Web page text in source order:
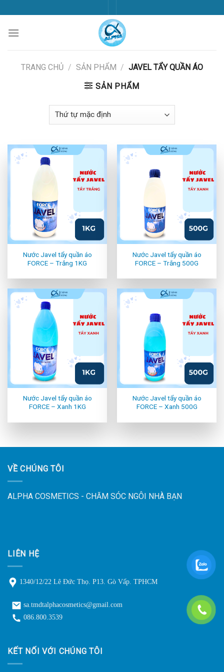
to
content
TRANG CHỦ / SẢN PHẨM / JAVEL TẨY QUẦN ÁO
SẢN PHẨM
Nước Javel tẩy quần áo
FORCE – Trắng 1KG
Nước Javel tẩy quần áo
FORCE – Trắng 500G
Nước Javel tẩy quần áo
FORCE – Xanh 1KG
Nước Javel tẩy quần áo
FORCE – Xanh 500G
VỀ CHÚNG TÔI
ALPHA COSMETICS - CHĂM SÓC NGÔI NHÀ BẠN
LIÊN HỆ
1340/12/22 Lê Đức Thọ. P13. Gò Vấp. TPHCM
sa.tmdtalphacosmetics@gmail.com
086.800.3539
KẾT NỐI VỚI CHÚNG TÔI